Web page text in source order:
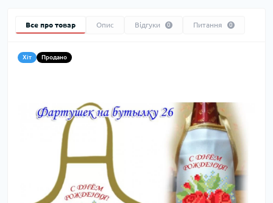
Все про товар Опис Відгуки 0 Питання 0
Хіт Продано